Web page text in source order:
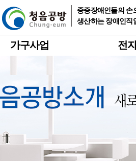
중증장애인들의
생산하는 장애인직
가구사업 전